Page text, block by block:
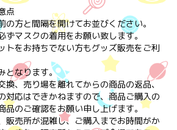
点
方と間隔を開けてお並びください。
マスクの着用をお願い致します。
トをお持ちでない方もグッズ販売をご利
となります。
、売り場を離れてからの商品の返品、
対応はできかねますので、商品ご購入の
品のご確認をお願い申し上げます。
販売所が混雑し、ご購入までお時間がか